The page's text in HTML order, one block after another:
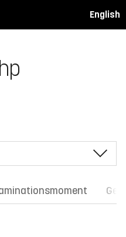
English